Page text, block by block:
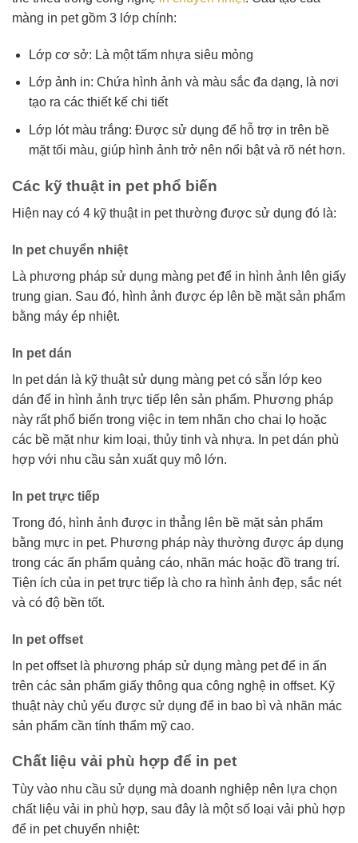
màng in pet gồm 3 lớp chính:
Lớp cơ sở: Là một tấm nhựa siêu mỏng
Lớp ảnh in: Chứa hình ảnh và màu sắc đa dạng, là nơi
tạo ra các thiết kế chi tiết
Lớp lót màu trắng: Được sử dụng để hỗ trợ in trên bề
mặt tối màu, giúp hình ảnh trở nên nổi bật và rõ nét hơn.
Các kỹ thuật in pet phổ biến
Hiện nay có 4 kỹ thuật in pet thường được sử dụng đó là:
In pet chuyển nhiệt
Là phương pháp sử dụng màng pet để in hình ảnh lên giấy
trung gian. Sau đó, hình ảnh được ép lên bề mặt sản phẩm
bằng máy ép nhiệt.
In pet dán
In pet dán là kỹ thuật sử dụng màng pet có sẵn lớp keo
dán để in hình ảnh trực tiếp lên sản phẩm. Phương pháp
này rất phổ biến trong việc in tem nhãn cho chai lọ hoặc
các bề mặt như kim loại, thủy tinh và nhựa. In pet dán phù
hợp với nhu cầu sản xuất quy mô lớn.
In pet trực tiếp
Trong đó, hình ảnh được in thẳng lên bề mặt sản phẩm
bằng mực in pet. Phương pháp này thường được áp dụng
trong các ấn phẩm quảng cáo, nhãn mác hoặc đồ trang trí.
Tiện ích của in pet trực tiếp là cho ra hình ảnh đẹp, sắc nét
và có độ bền tốt.
In pet offset
In pet offset là phương pháp sử dụng màng pet để in ấn
trên các sản phẩm giấy thông qua công nghệ in offset. Kỹ
thuật này chủ yếu được sử dụng để in bao bì và nhãn mác
sản phẩm cần tính thẩm mỹ cao.
Chất liệu vải phù hợp để in pet
Tùy vào nhu cầu sử dụng mà doanh nghiệp nên lựa chọn
chất liệu vải in phù hợp, sau đây là một số loại vải phù hợp
để in pet chuyển nhiệt: